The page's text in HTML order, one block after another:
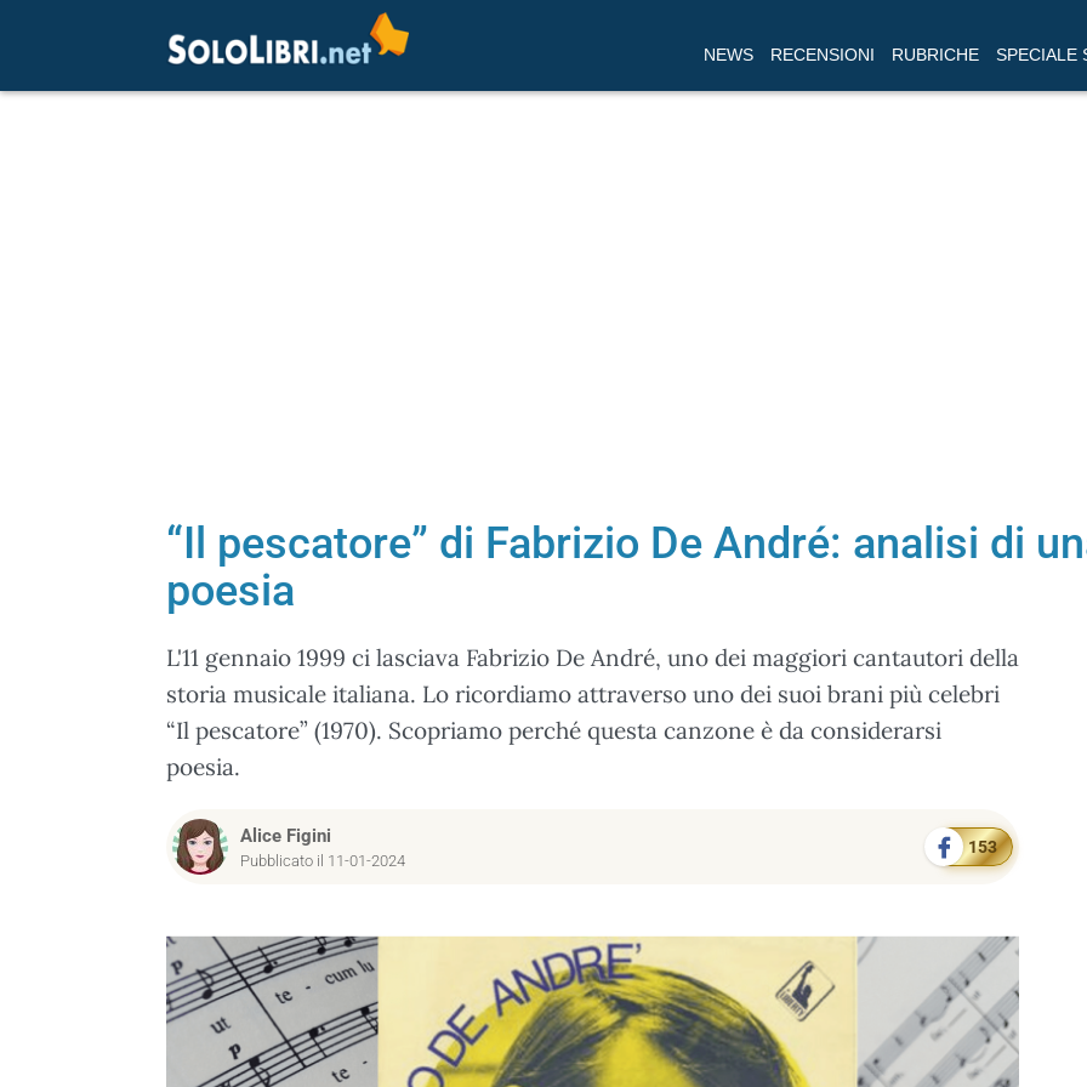
NEWS RECENSIONI RUBRICHE SPECIALE
“Il pescatore” di Fabrizio De André: analisi di
poesia
L'11 gennaio 1999 ci lasciava Fabrizio De André, uno dei maggiori cantautori della
storia musicale italiana. Lo ricordiamo attraverso uno dei suoi brani più celebri
“Il pescatore” (1970). Scopriamo perché questa canzone è da considerarsi
poesia.
Alice Figini
Pubblicato il 11-01-2024
153